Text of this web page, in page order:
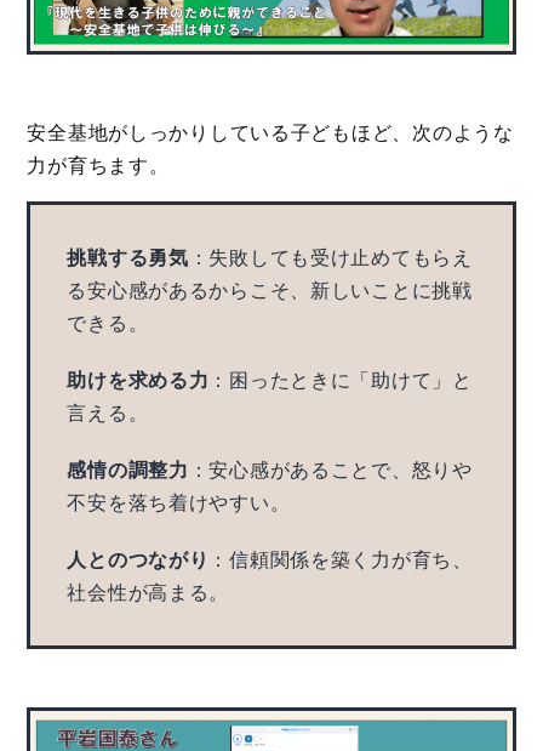
安全基地がしっかりしている子どもほど、次のような
力が育ちます。
挑戦する勇気 ：失敗しても受け止めてもらえ
る安心感があるからこそ、新しいことに挑戦
できる。
助けを求める力 ：困ったときに「助けて」と
言える。
感情の調整力 ：安心感があることで、怒りや
不安を落ち着けやすい。
人とのつながり ：信頼関係を築く力が育ち、
社会性が高まる。